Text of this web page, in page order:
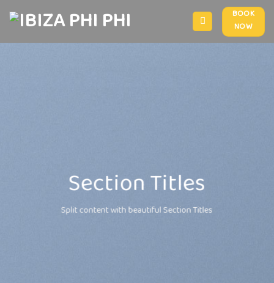
BOOK
NOW
Section Titles
Split content with beautiful Section Titles